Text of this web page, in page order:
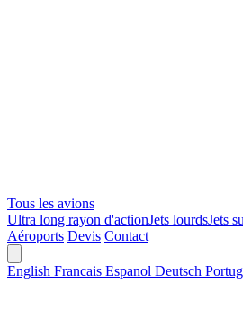
Tous les avions
Ultra long rayon d'actionJets lourdsJets
Aéroports Devis Contact
English Francais Espanol Deutsch